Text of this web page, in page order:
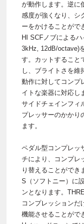
が動作します。逆に
感度が強くなり、シ
ーをかけることがで
HI SCFノブによる
3kHz, 12dB/octave)
す。カットすること
し、ブライトさを維
動作に対してコンプ
イトな楽器に対応し
サイドチェインフィ
プレッサーのかかり
ます。
ペダル型コンプレッ
チにより、コンプレ
り替えることができ
S（ソフトニー）に
ンとなります。
コンプレッションだ
機能させることがで